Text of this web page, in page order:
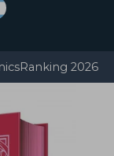
Ranking 2026